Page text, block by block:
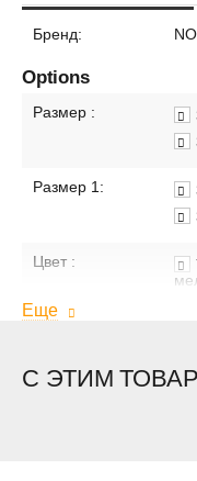
Бренд:
Options
Размер :
Размер 1:
Цвет :
Еще
С ЭТИМ